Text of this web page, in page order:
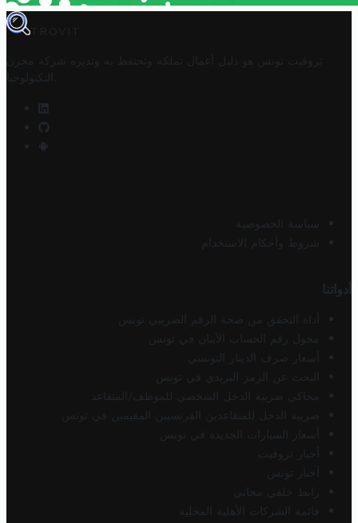
TROVIT
تروفيت تونس هو دليل أعمال تملكه وتحتفظ به وتديره
شركة مخزن
التكنولوجيا
سياسة الخصوصية
شروط وأحكام الاستخدام
أدواتنا
أداة التحقق من صحة الرقم الضريبي تونس
محول رقم الحساب الآيبان في تونس
أسعار صرف الدينار التونسي
البحث عن الرمز البريدي في تونس
محاكي ضريبة الدخل الشخصي للموظف/المتقاعد
ضريبة الدخل للمتقاعدين الفرنسيين المقيمين في تونس
أسعار السيارات الجديدة في تونس
أخبار تروفيت
أخبار تونس
رابط خلفي مجاني
قائمة الشركات الأهلية المحلية